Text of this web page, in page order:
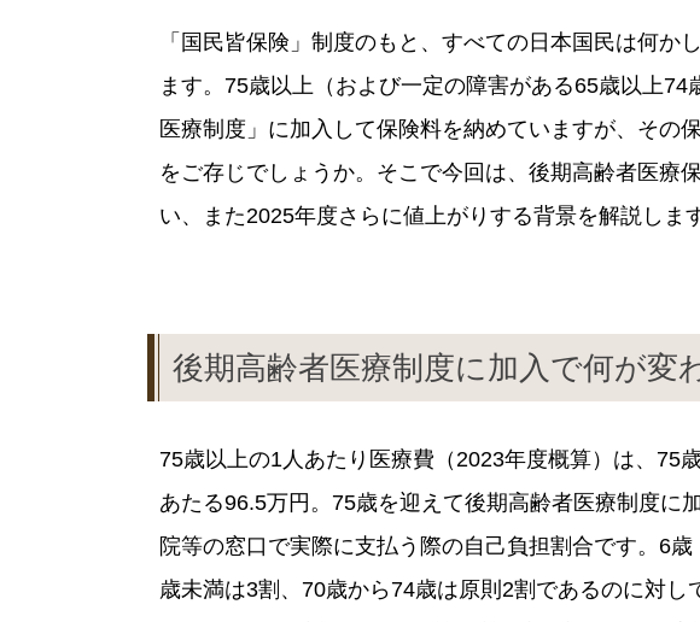
「国民皆保険」制度のもと、すべての日本国民は何か
ます。75歳以上（および一定の障害がある65歳以上
医療制度」に加入して保険料を納めていますが、その
をご存じでしょうか。そこで今回は、後期高齢者医療
い、また2025年度さらに値上がりする背景を解説します
後期高齢者医療制度に加入で何が変
75歳以上の1人あたり医療費（2023年度概算）は、75
あたる96.5万円。75歳を迎えて後期高齢者医療制度に
院等の窓口で実際に支払う際の自己負担割合です。6
歳未満は3割、70歳から74歳は原則2割であるのに対し